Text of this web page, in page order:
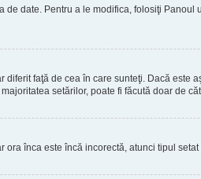
date. Pentru a le modifica, folosiţi
faţă de cea în care sunteţi. Dacă
setărilor, poate fi făcută doar de
ora înca este încă incorectă, atunci tipul